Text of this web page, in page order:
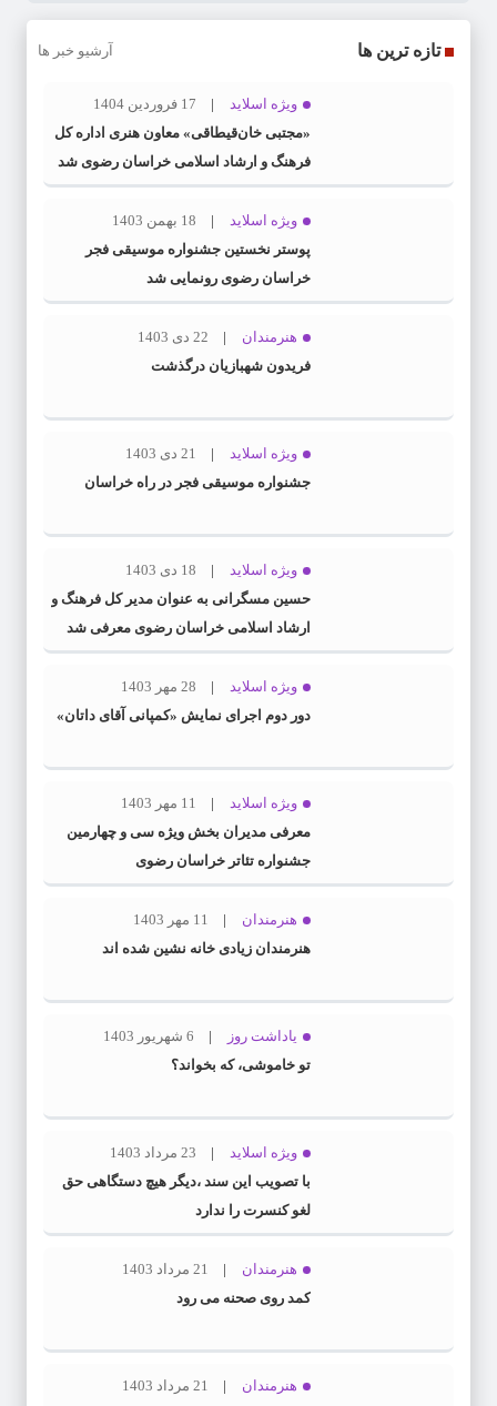
تازه ترین ها آرشیو خبر ها
ویژه اسلاید
17 فروردین 1404
«مجتبی خان‌قیطاقی» معاون هنری اداره کل
فرهنگ و ارشاد اسلامی خراسان رضوی شد
ویژه اسلاید
18 بهمن 1403
پوستر نخستین جشنواره موسیقی فجر
خراسان رضوی رونمایی شد
هنرمندان
22 دی 1403
فریدون شهبازیان درگذشت
ویژه اسلاید
21 دی 1403
جشنواره موسیقی فجر در راه خراسان
ویژه اسلاید
18 دی 1403
حسین مسگرانی به عنوان مدیر کل فرهنگ و
ارشاد اسلامی خراسان رضوی معرفی شد
ویژه اسلاید
28 مهر 1403
دور دوم اجرای نمایش «کمپانی آقای داتان»
ویژه اسلاید
11 مهر 1403
معرفی مدیران بخش ویژه سی و چهارمین
جشنواره تئاتر خراسان رضوی
هنرمندان
11 مهر 1403
هنرمندان زیادی خانه نشین شده اند
یاداشت روز
6 شهریور 1403
تو خاموشی، که بخواند؟
ویژه اسلاید
23 مرداد 1403
با تصویب این سند ،دیگر هیچ دستگاهی حق
لغو کنسرت را ندارد
هنرمندان
21 مرداد 1403
کمد روی صحنه می رود
هنرمندان
21 مرداد 1403